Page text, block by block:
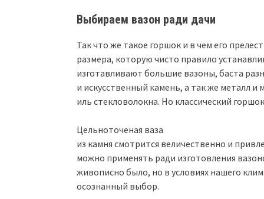
Выбираем вазон ради дачи
Так что же такое горшок и в чем его
размера, которую чисто правило
изготавливают большие вазоны, баста
и искусственный камень, а так же металл
иль стекловолокна. Но классический
Цельноточеная ваза
из камня смотрится величественно и
можно применять ради изготовления
живописно было, но в условиях нашего
осознанный выбор.